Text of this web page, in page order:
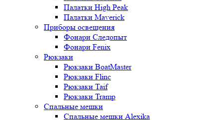
Палатки High Peak
Палатки Maverick
Приборы освещения
Фонари Следопыт
Фонари Fenix
Рюкзаки
Рюкзаки BoatMaster
Рюкзаки Flinc
Рюкзаки Taif
Рюкзаки Tramp
Спальные мешки
Спальные мешки Alexika